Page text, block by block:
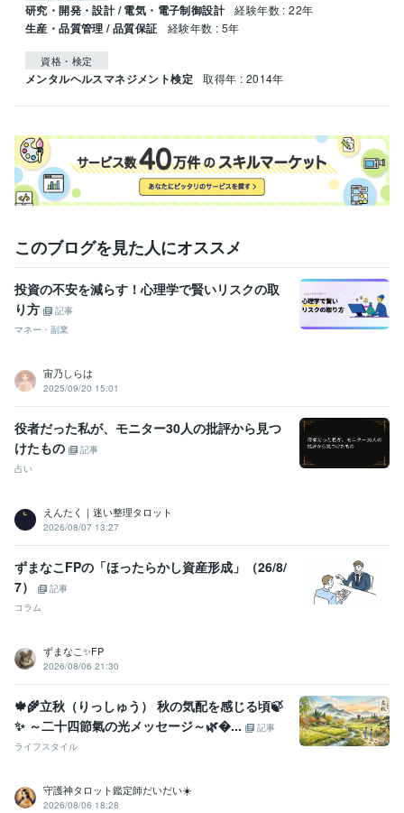
研究・開発・設計 / 電気・電子制御設計 経験年数 : 22年
生産・品質管理 / 品質保証 経験年数 : 5年
資格・検定
メンタルヘルスマネジメント検定 取得年 : 2014年
このブログを見た人にオススメ
投資の不安を減らす！心理学で賢いリスクの取
り方
記事
マネー・副業
宙乃しらは
2025/09/20 15:01
役者だった私が、モニター30人の批評から見つ
けたもの
記事
占い
えんたく｜迷い整理タロット
2026/08/07 13:27
ずまなこFPの「ほったらかし資産形成」（26/8/
7）
記事
コラム
ずまなこ✨FP
2026/08/06 21:30
🍁🌾立秋（りっしゅう） 秋の気配を感じる頃🍃
✨ ～二十四節氣の光メッセージ～🌿...
記事
ライフスタイル
守護神タロット鑑定師だいだい☀️
2026/08/06 18:28